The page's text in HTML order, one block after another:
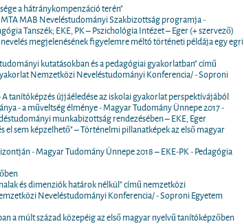
a hátránykompenzáció terén"
MTA MAB Neveléstudományi Szakbizottság programja -
Tanszék; EKE, PK – Pszichológia Intézet – Eger (+ szervező)
megjelenésének figyelemre méltó történeti példája egy egri
kutatásokban és a pedagógiai gyakorlatban" című
Nemzetközi Neveléstudományi Konferencia/ - Soproni
tanítóképzés újjáéledése az iskolai gyakorlat perspektívájából
- a műveltség élménye - Magyar Tudomány Ünnepe 2017 -
munkabizottság rendezésében – EKE, Eger
el sem képzelhető" – Történelmi pillanatképek az első magyar
- Magyar Tudomány Ünnepe 2018 – EKE-PK - Pedagógia
és dimenziók határok nélkül" című nemzetközi
Neveléstudományi Konferencia/ - Soproni Egyetem
a múlt század közepéig az első magyar nyelvű tanítóképzőben